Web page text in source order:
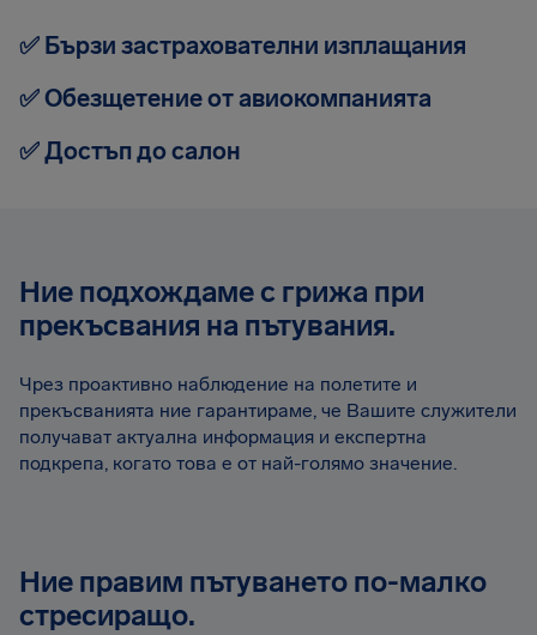
✅ Бързи застрахователни изплащания
✅ Обезщетение от авиокомпанията
✅ Достъп до салон
Ние подхождаме с грижа при
прекъсвания на пътувания.
Чрез проактивно наблюдение на полетите и
прекъсванията ние гарантираме, че Вашите служители
получават актуална информация и експертна
подкрепа, когато това е от най-голямо значение.
Ние правим пътуването по-малко
стресиращо.